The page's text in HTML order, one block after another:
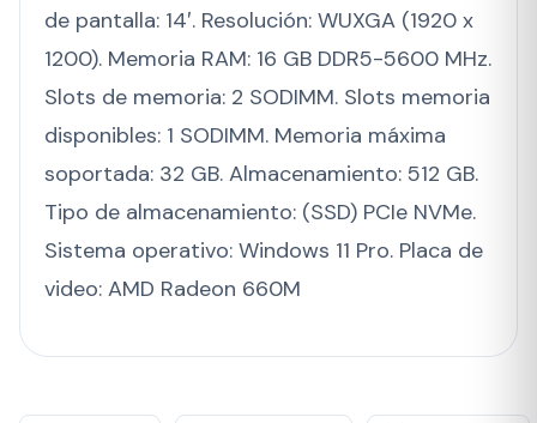
de pantalla: 14′. Resolución: WUXGA (1920 x
1200). Memoria RAM: 16 GB DDR5-5600 MHz.
Slots de memoria: 2 SODIMM. Slots memoria
disponibles: 1 SODIMM. Memoria máxima
soportada: 32 GB. Almacenamiento: 512 GB.
Tipo de almacenamiento: (SSD) PCIe NVMe.
Sistema operativo: Windows 11 Pro. Placa de
video: AMD Radeon 660M